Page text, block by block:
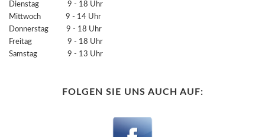
Dienstag 9 - 18 Uhr
Mittwoch 9 - 14 Uhr
Donnerstag 9 - 18 Uhr
Freitag 9 - 18 Uhr
Samstag 9 - 13 Uhr
FOLGEN SIE UNS AUCH AUF: